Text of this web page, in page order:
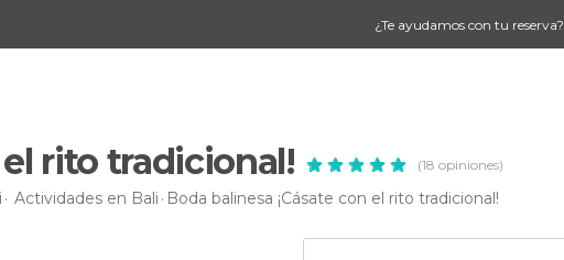
¿Te ayudamos con tu reserva?
el rito tradicional! (18 opiniones)
Actividades en Bali Boda balinesa ¡Cásate con el rito tradicional!